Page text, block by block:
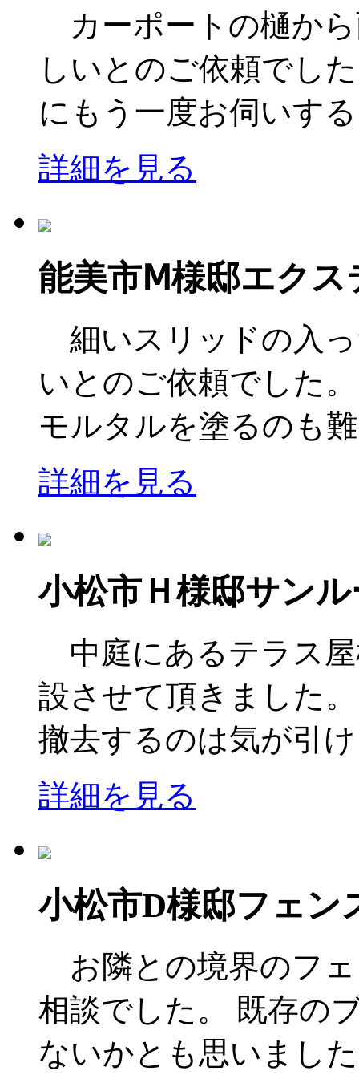
カーポートの樋か
しいとのご依頼でし
にもう一度お伺いす
詳細を見る
能美市Ⅿ様邸エクス
細いスリッドの入
いとのご依頼でした
モルタルを塗るのも
詳細を見る
小松市Ｈ様邸サン
中庭にあるテラス
設させて頂きました
撤去するのは気が引
詳細を見る
小松市D様邸フェン
お隣との境界のフ
相談でした。 既存の
ないかとも思いまし